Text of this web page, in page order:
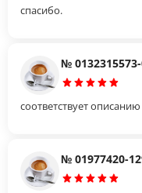
спасибо.
№
соответствует описанию
№ 01977420-